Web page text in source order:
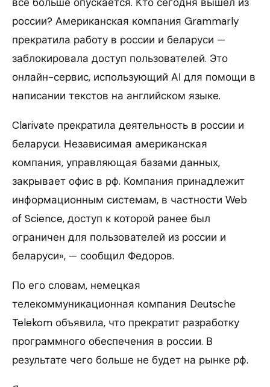
россии? Американская компания Grammarly
прекратила работу в россии и беларуси —
заблокировала доступ пользователей. Это
онлайн-сервис, использующий АІ для помощи в
написании текстов на английском языке.
Clarivate прекратила деятельность в россии и
беларуси. Независимая американская
компания, управляющая базами данных,
закрывает офис в рф. Компания принадлежит
информационным системам, в частности Web
of Science, доступ к которой ранее был
ограничен для пользователей из россии и
беларуси», — сообщил Федоров.
По его словам, немецкая
телекоммуникационная компания Deutsche
Telekom объявила, что прекратит разработку
программного обеспечения в россии. В
результате чего больше не будет на рынке рф.